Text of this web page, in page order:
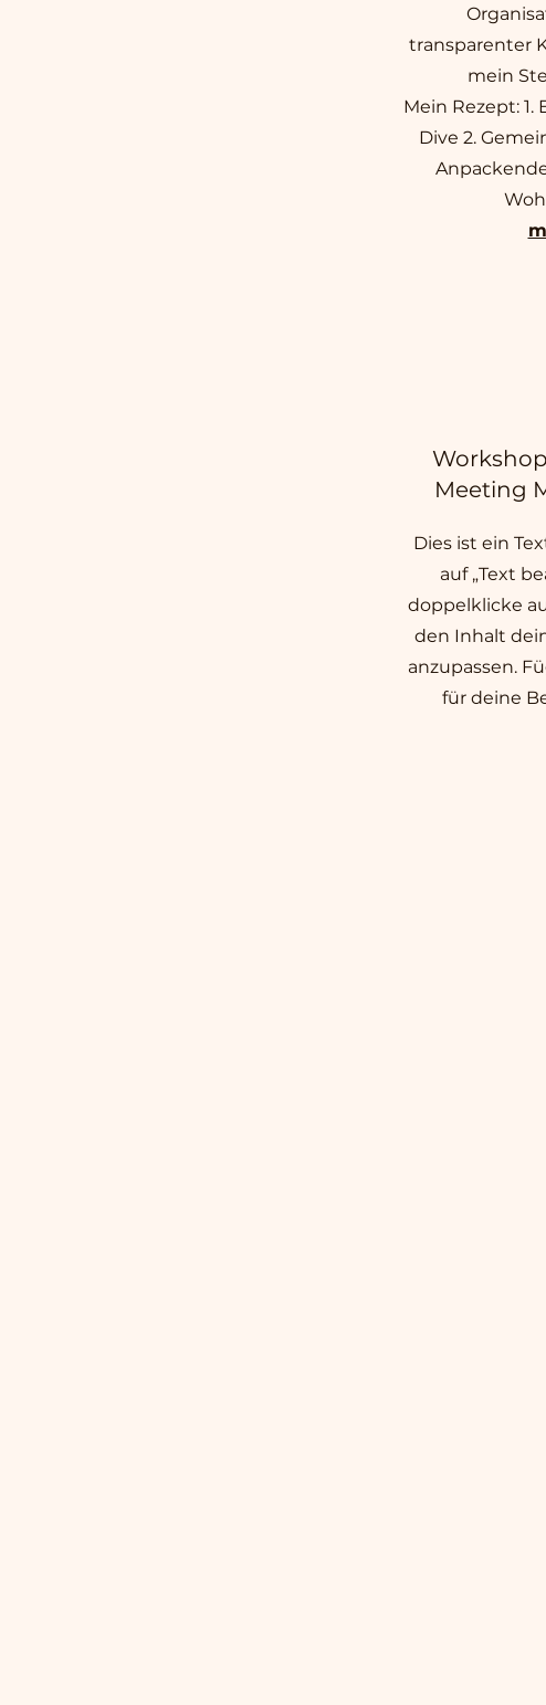
transparenter
mein
Mein Rezept:
Dive 2.
Meeting
Dies ist ein
auf „Text
doppelklicke
den Inhalt
anzupassen.
für deine